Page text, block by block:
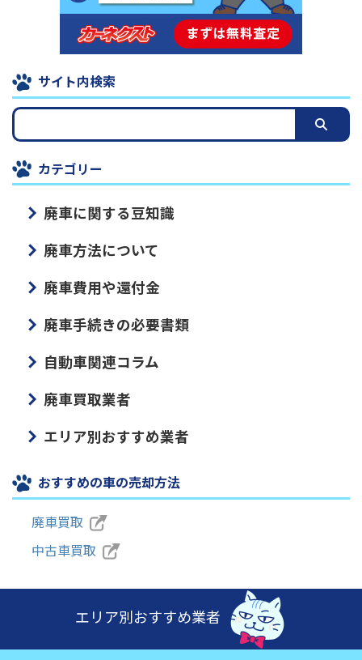
サイト内検索
カテゴリー
廃車に関する豆知識
廃車方法について
廃車費用や還付金
廃車手続きの必要書類
自動車関連コラム
廃車買取業者
エリア別おすすめ業者
おすすめの車の売却方法
廃車買取
中古車買取
エリア別おすすめ業者